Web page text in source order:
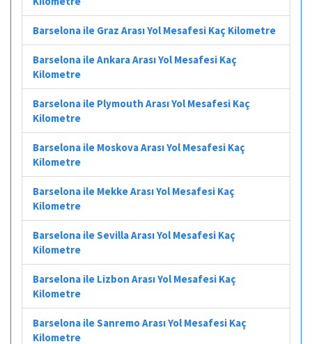
Barselona ile Graz Arası Yol Mesafesi Kaç Kilometre
Barselona ile Ankara Arası Yol Mesafesi Kaç
Kilometre
Barselona ile Plymouth Arası Yol Mesafesi Kaç
Kilometre
Barselona ile Moskova Arası Yol Mesafesi Kaç
Kilometre
Barselona ile Mekke Arası Yol Mesafesi Kaç
Kilometre
Barselona ile Sevilla Arası Yol Mesafesi Kaç
Kilometre
Barselona ile Lizbon Arası Yol Mesafesi Kaç
Kilometre
Barselona ile Sanremo Arası Yol Mesafesi Kaç
Kilometre